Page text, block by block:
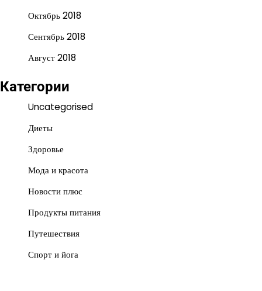
Октябрь 2018
Сентябрь 2018
Август 2018
Категории
Uncategorised
Диеты
Здоровье
Мода и красота
Новости плюс
Продукты питания
Путешествия
Спорт и йога